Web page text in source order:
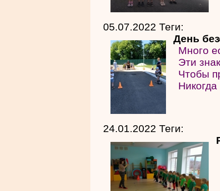
05.07.2022 Теги:
День
Много
Эти
Чтобы
24.01.2022 Теги: